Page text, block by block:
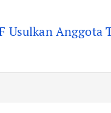
Usulkan